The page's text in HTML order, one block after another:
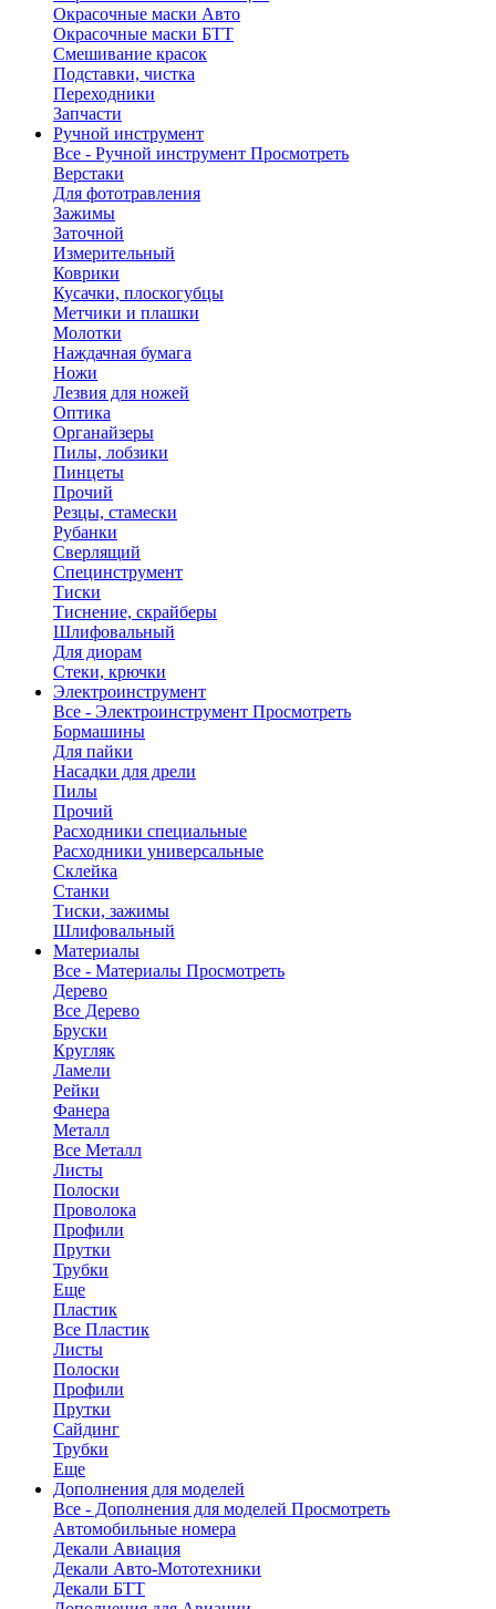
Окрасочные маски Авто
Окрасочные маски БТТ
Смешивание красок
Подставки, чистка
Переходники
Запчасти
Ручной инструмент
Все - Ручной инструмент Просмотреть
Верстаки
Для фототравления
Зажимы
Заточной
Измерительный
Коврики
Кусачки, плоскогубцы
Метчики и плашки
Молотки
Наждачная бумага
Ножи
Лезвия для ножей
Оптика
Органайзеры
Пилы, лобзики
Пинцеты
Прочий
Резцы, стамески
Рубанки
Сверлящий
Специнструмент
Тиски
Тиснение, скрайберы
Шлифовальный
Для диорам
Стеки, крючки
Электроинструмент
Все - Электроинструмент Просмотреть
Бормашины
Для пайки
Насадки для дрели
Пилы
Прочий
Расходники специальные
Расходники универсальные
Склейка
Станки
Тиски, зажимы
Шлифовальный
Материалы
Все - Материалы Просмотреть
Дерево
Все Дерево
Бруски
Кругляк
Ламели
Рейки
Фанера
Металл
Все Металл
Листы
Полоски
Проволока
Профили
Прутки
Трубки
Еще
Пластик
Все Пластик
Листы
Полоски
Профили
Прутки
Сайдинг
Трубки
Еще
Дополнения для моделей
Все - Дополнения для моделей Просмотреть
Автомобильные номера
Декали Авиация
Декали Авто-Мототехники
Декали БТТ